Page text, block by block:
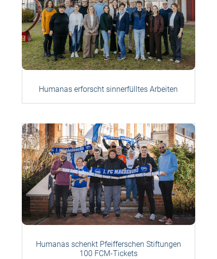
Humanas erforscht sinnerfülltes Arbeiten
Humanas schenkt Pfeifferschen Stiftungen
100 FCM-Tickets